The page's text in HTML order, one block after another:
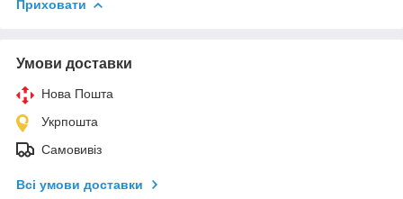
Приховати
Умови доставки
Нова Пошта
Укрпошта
Самовивіз
Всі умови доставки